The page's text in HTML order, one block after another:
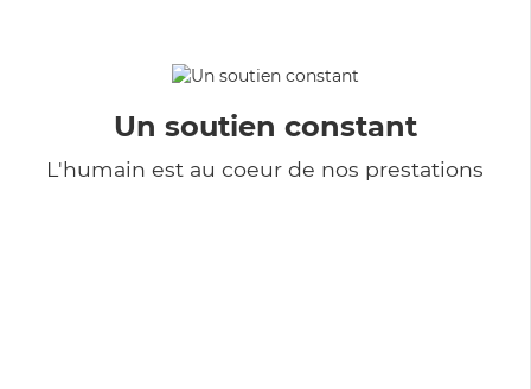
Un soutien constant
L'humain est au coeur de nos prestations